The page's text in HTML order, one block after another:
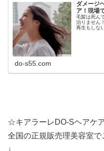
ダメージ
ア！現場
毛髪は死ん
治りません
再生もしな
do-s55.com
☆キアラーレDO-Sヘアケ
全国の正規販売理美容室で
↓